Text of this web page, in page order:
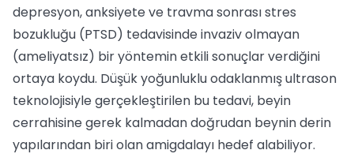
depresyon, anksiyete ve travma sonrası stres
bozukluğu (PTSD) tedavisinde invaziv olmayan
(ameliyatsız) bir yöntemin etkili sonuçlar verdiğini
ortaya koydu. Düşük yoğunluklu odaklanmış ultrason
teknolojisiyle gerçekleştirilen bu tedavi, beyin
cerrahisine gerek kalmadan doğrudan beynin derin
yapılarından biri olan amigdalayı hedef alabiliyor.